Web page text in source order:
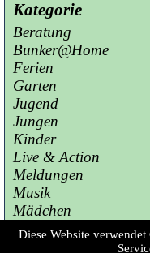
Kategorie
Beratung
Bunker@Home
Ferien
Garten
Jugend
Jungen
Kinder
Live & Action
Meldungen
Musik
Mädchen
Presse
Diese Website